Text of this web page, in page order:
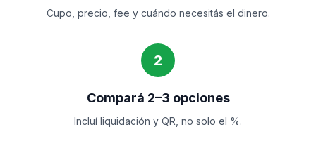
Cupo, precio, fee y cuándo necesitás el dinero.
2
Compará 2–3 opciones
Incluí liquidación y QR, no solo el %.